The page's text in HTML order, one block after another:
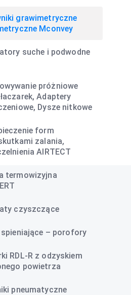
grawimetryczne
Mconvey
suche i podwodne
próżniowe
Adaptery
Dysze nitkowe
form
zalania,
AIRTECT
termowizyjna
czyszczące
– porofory
RDL-R z odzyskiem
powietrza
pneumatyczne